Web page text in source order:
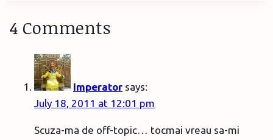
ŞI
4 Comments
Imperator says:
July 18, 2011 at 12:01 pm
Scuza-ma de off-topic… tocmai vreau sa-mi